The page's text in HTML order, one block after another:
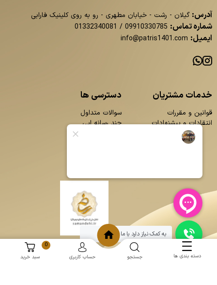
آدرس: گیلان - رشت - خیابان مطهری - رو به روی کلینیک فارابی
شماره تماس: 09910330785
/
01332340081
ایمیل: info@patris1401.com
خدمات مشتریان
قوانین و مقررات
انتقادات و پیشنهادات
دسترسی ها
سوالات متداول
چند رسانه ایی
دسته بندی ها جستجو حساب کاربری
0
سبد خرید
به کمک نیاز دارد با ما چت کنید